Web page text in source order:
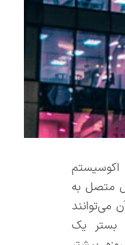
متصل ‌به‌
می‌توانند
بستر یک